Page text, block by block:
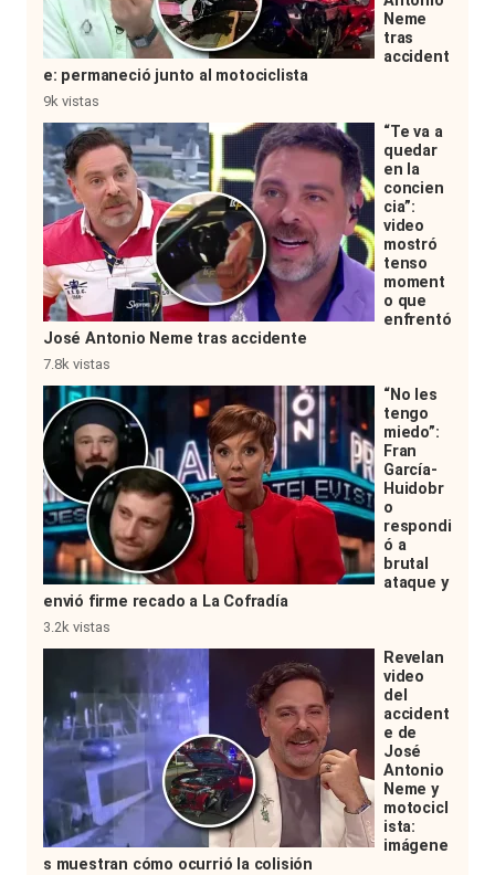
Neme
tras
accident
e: permaneció junto al motociclista
9k vistas
“Te va a
quedar
en la
concien
cia”:
video
mostró
tenso
moment
o que
enfrentó
José Antonio Neme tras accidente
7.8k vistas
“No les
tengo
miedo”:
Fran
García-
Huidobr
o
respondi
ó a
brutal
ataque y
envió firme recado a La Cofradía
3.2k vistas
Revelan
video
del
accident
e de
José
Antonio
Neme y
motocicl
ista:
imágene
s muestran cómo ocurrió la colisión